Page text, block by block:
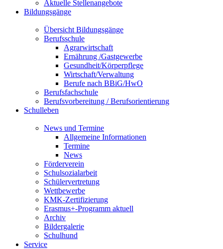
Aktuelle Stellenangebote
Bildungsgänge
Übersicht Bildungsgänge
Berufsschule
Agrarwirtschaft
Ernährung /Gastgewerbe
Gesundheit/Körperpflege
Wirtschaft/Verwaltung
Berufe nach BBiG/HwO
Berufsfachschule
Berufsvorbereitung / Berufsorientierung
Schulleben
News und Termine
Allgemeine Informationen
Termine
News
Förderverein
Schulsozialarbeit
Schülervertretung
Wettbewerbe
KMK-Zertifizierung
Erasmus+-Programm aktuell
Archiv
Bildergalerie
Schulhund
Service